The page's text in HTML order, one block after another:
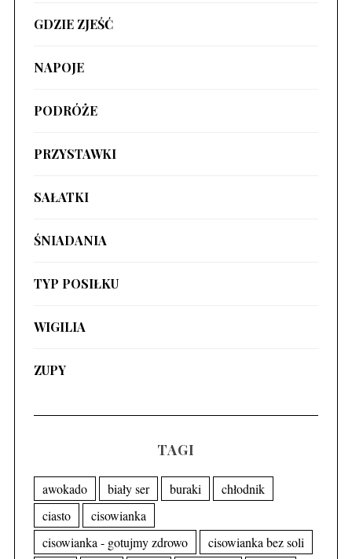
GDZIE ZJEŚĆ
NAPOJE
PODRÓŻE
PRZYSTAWKI
SAŁATKI
ŚNIADANIA
TYP POSIŁKU
WIGILIA
ZUPY
TAGI
awokado biały ser buraki
chłodnik
ciasto
cisowianka
cisowianka - gotujmy zdrowo
cisowianka bez soli